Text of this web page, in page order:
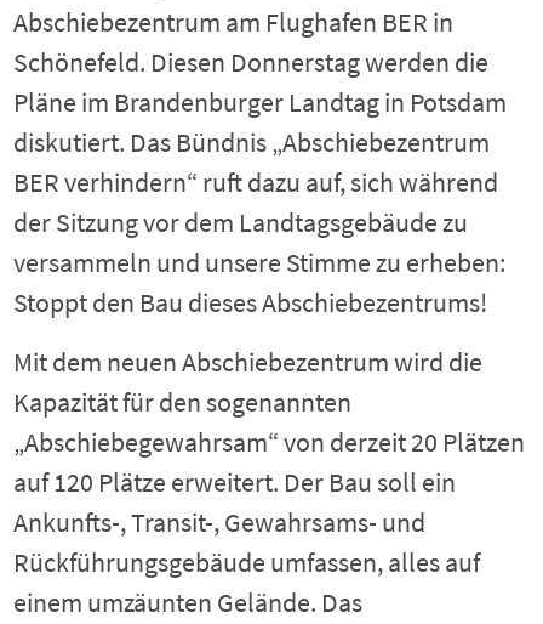
Abschiebezentrum am Flughafen BER in
Schönefeld. Diesen Donnerstag werden die
Pläne im Brandenburger Landtag in Potsdam
diskutiert. Das Bündnis „Abschiebezentrum
BER verhindern“ ruft dazu auf, sich während
der Sitzung vor dem Landtagsgebäude zu
versammeln und unsere Stimme zu erheben:
Stoppt den Bau dieses Abschiebezentrums!
Mit dem neuen Abschiebezentrum wird die
Kapazität für den sogenannten
„Abschiebegewahrsam“ von derzeit 20 Plätzen
auf 120 Plätze erweitert. Der Bau soll ein
Ankunfts-, Transit-, Gewahrsams- und
Rückführungsgebäude umfassen, alles auf
einem umzäunten Gelände. Das